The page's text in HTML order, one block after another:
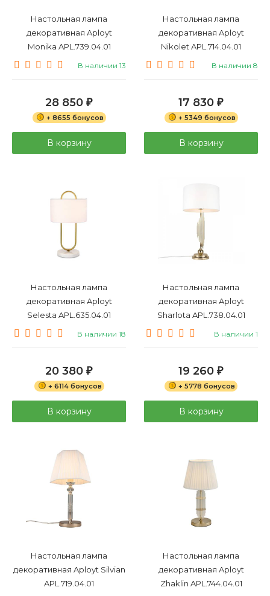
Настольная лампа
декоративная Aployt
Monika APL.739.04.01
В наличии 13
28 850 ₽
+ 8655 бонусов
В корзину
Настольная лампа
декоративная Aployt
Nikolet APL.714.04.01
В наличии 8
17 830 ₽
+ 5349 бонусов
В корзину
Настольная лампа
декоративная Aployt
Selesta APL.635.04.01
В наличии 18
20 380 ₽
+ 6114 бонусов
В корзину
Настольная лампа
декоративная Aployt
Sharlota APL.738.04.01
В наличии 1
19 260 ₽
+ 5778 бонусов
В корзину
Настольная лампа
декоративная Aployt Silvian
APL.719.04.01
Настольная лампа
декоративная Aployt
Zhaklin APL.744.04.01